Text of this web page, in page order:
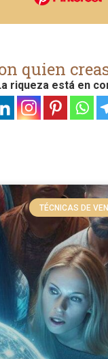
quien
riqueza está en
TÉCNICAS DE